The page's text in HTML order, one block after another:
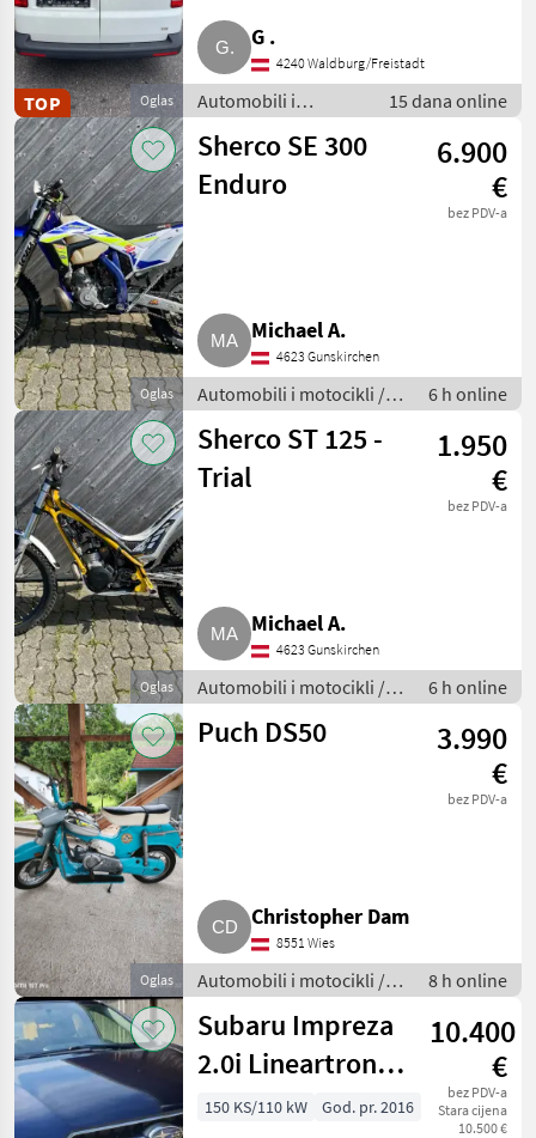
Oglas
TOP
G .
4240 Waldburg/Freistadt
Automobili i
motocikli / Ostali
automobili/ motori
15 dana online
Oglas
Sherco SE 300
Enduro
6.900
€
bez PDV-a
Michael A.
4623 Gunskirchen
Automobili i motocikli /
Motori
6 h online
Oglas
Sherco ST 125 -
Trial
1.950
€
bez PDV-a
Michael A.
4623 Gunskirchen
Automobili i motocikli /
Motori
6 h online
Oglas
Puch DS50
3.990
€
bez PDV-a
Christopher Dam
8551 Wies
Automobili i motocikli /
Motori
8 h online
Subaru Impreza
2.0i Lineartronic
Comfort mit
10.400
€
bez PDV-a
Stara cijena
10.500 €
150 KS/110 kW God. pr. 2016